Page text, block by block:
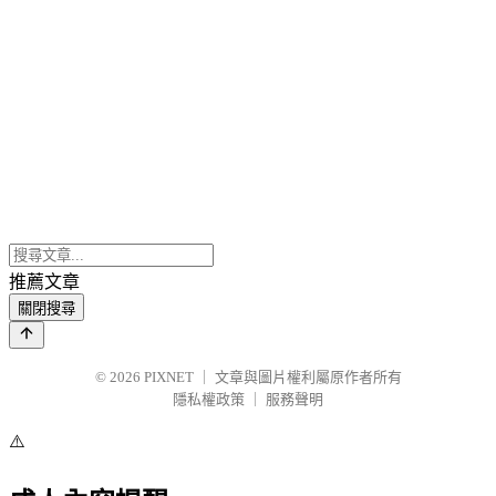
推薦文章
關閉搜尋
© 2026 PIXNET
文章與圖片權利屬原作者所有
隱私權政策
服務聲明
⚠️